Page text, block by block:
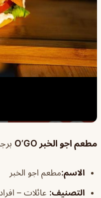
مطعم اجو الخبر O’GO
الاسم:مطعم اجو الخبر
التصنيف: عائلات – افراد